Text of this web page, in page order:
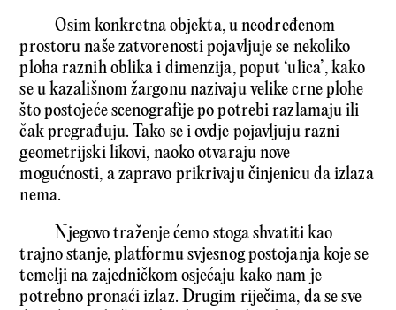
Osim konkretna objekta, u neodređenom
prostoru naše zatvorenosti pojavljuje se nekoliko
ploha raznih oblika i dimenzija, poput ‘ulica’, kako
se u kazališnom žargonu nazivaju velike crne plohe
što postojeće scenografije po potrebi razlamaju ili
čak pregrađuju. Tako se i ovdje pojavljuju razni
geometrijski likovi, naoko otvaraju nove
mogućnosti, a zapravo prikrivaju činjenicu da izlaza
nema.
Njegovo traženje ćemo stoga shvatiti kao
trajno stanje, platformu svjesnog postojanja koje se
temelji na zajedničkom osjećaju kako nam je
potrebno pronaći izlaz. Drugim riječima, da se sve